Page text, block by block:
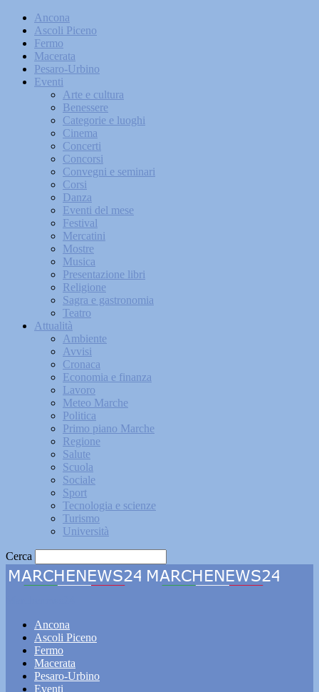
Ancona
Ascoli Piceno
Fermo
Macerata
Pesaro-Urbino
Eventi
Arte e cultura
Benessere
Categorie e luoghi
Cinema
Concerti
Concorsi
Convegni e seminari
Corsi
Danza
Eventi del mese
Festival
Mercatini
Mostre
Musica
Presentazione libri
Religione
Sagra e gastronomia
Teatro
Attualità
Ambiente
Avvisi
Cronaca
Economia e finanza
Lavoro
Meteo Marche
Politica
Primo piano Marche
Regione
Salute
Scuola
Sociale
Sport
Tecnologia e scienze
Turismo
Università
Cerca
Ancona
Ascoli Piceno
Fermo
Macerata
Pesaro-Urbino
Eventi